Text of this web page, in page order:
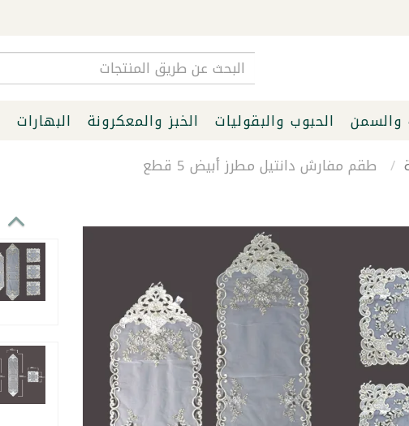
والسمن الحبوب والبقوليات الخبز والمعكرونة البهارات
طقم مفارش دانتيل مطرز أبيض 5 قطع